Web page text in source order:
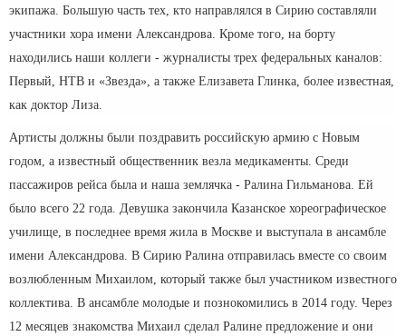
экипажа. Большую часть тех, кто направлялся в Сирию составляли
участники хора имени Александрова. Кроме того, на борту
находились наши коллеги - журналисты трех федеральных каналов:
Первый, НТВ и «Звезда», а также Елизавета Глинка, более известная,
как доктор Лиза.
Артисты должны были поздравить российскую армию с Новым
годом, а известный общественник везла медикаменты. Среди
пассажиров рейса была и наша землячка - Ралина Гильманова. Ей
было всего 22 года. Девушка закончила Казанское хореографическое
училище, в последнее время жила в Москве и выступала в ансамбле
имени Александрова. В Сирию Ралина отправилась вместе со своим
возлюбленным Михаилом, который также был участником известного
коллектива. В ансамбле молодые и познокомились в 2014 году. Через
12 месяцев знакомства Михаил сделал Ралине предложение и они